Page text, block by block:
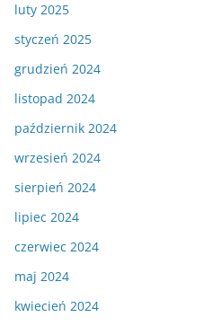
luty 2025
styczeń 2025
grudzień 2024
listopad 2024
październik 2024
wrzesień 2024
sierpień 2024
lipiec 2024
czerwiec 2024
maj 2024
kwiecień 2024